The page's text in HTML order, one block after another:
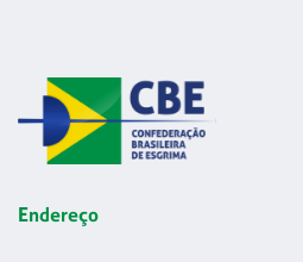
Endereço